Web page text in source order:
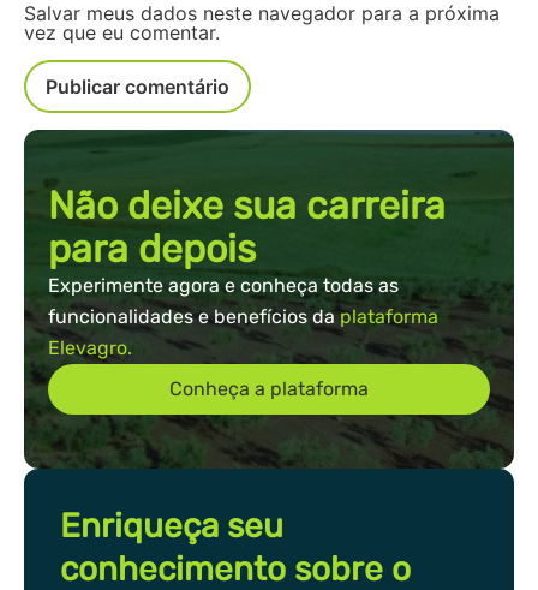
Salvar meus dados neste navegador para a próxima
vez que eu comentar.
Não deixe sua carreira
para depois
Experimente agora e conheça todas as
funcionalidades e benefícios daplataforma
Elevagro.
Conheça a plataforma
Enriqueça seu
conhecimento sobre o